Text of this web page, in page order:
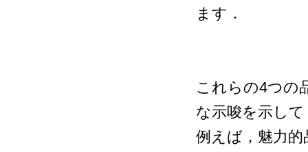
ます．
これらの4つの
な示唆を示し
例えば，魅力